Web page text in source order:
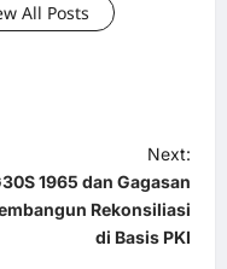
All Posts
Next:
1965 dan Gagasan
Rekonsiliasi
di Basis PKI